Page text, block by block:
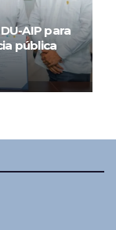
AIP para
pública